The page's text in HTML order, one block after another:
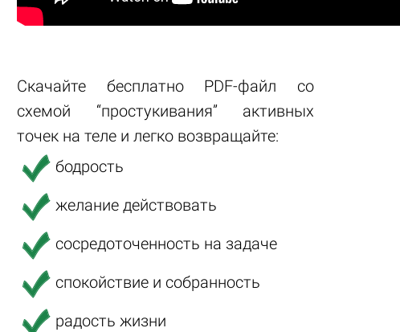
Скачайте бесплатно PDF-файл со
схемой “простукивания” активных
точек на теле и легко возвращайте:
бодрость
желание действовать
сосредоточенность на задаче
спокойствие и собранность
радость жизни